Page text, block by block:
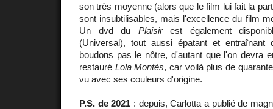
son très moyenne (alors que le film lui fait la
sont insubtilisables, mais l'excellence du film
Un dvd du Plaisirest également
(Universal), tout aussi épatant et
boudons pas le nôtre, d'autant que l'on devra
restauré Lola Montès, car voilà plus de
vu avec ses couleurs d'origine.
P.S. de 2021 : depuis, Carlotta a publié de